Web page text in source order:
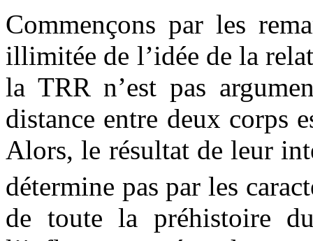
Commençons par les
illimitée de l’idée de la
la TRR n’est pas
distance entre deux corps
Alors, le résultat de leur
détermine pas par les
de toute la préhistoire